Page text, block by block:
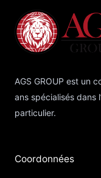
AGS GROUP est un
ans spécialisés dans
particulier.
Coordonnées​